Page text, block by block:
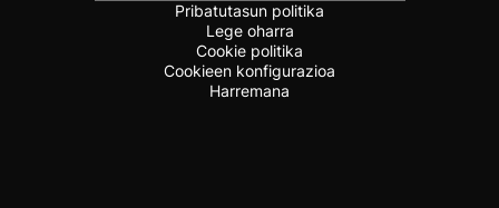
Pribatutasun politika
Lege oharra
Cookie politika
Cookieen konfigurazioa
Harremana